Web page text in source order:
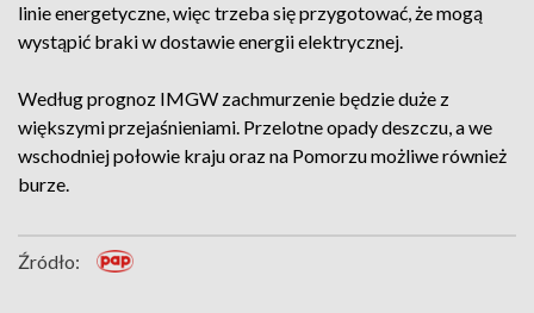
linie energetyczne, więc trzeba się przygotować, że mogą
wystąpić braki w dostawie energii elektrycznej.
Według prognoz IMGW zachmurzenie będzie duże z
większymi przejaśnieniami. Przelotne opady deszczu, a we
wschodniej połowie kraju oraz na Pomorzu możliwe również
burze.
Źródło: